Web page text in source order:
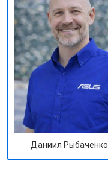
Даниил Рыбаченко